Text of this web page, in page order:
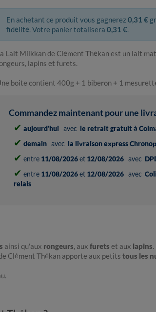
En achetant ce produit vous gagnerez0,31 €
fidélité. Votre panier totalisera 0,31 €.
Lait Milkkan de Clément Thékan est un lait
lapins et furets.
boite contient 400g + 1 biberon + 1
Commandez maintenant pour une
✔ aujourd'hui avec le retrait gratuit à
✔ demain avec la livraison express
✔ entre 11/08/2026et 12/08/2026 avec
✔ entre 11/08/2026et 12/08/2026 avec
relais
ainsi qu'aux rongeurs, aux furets et aux lapins.
Clément Thékan apporte aux petits tous les